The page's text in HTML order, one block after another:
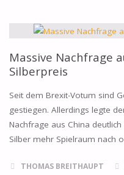
BAYERN
IN
GÖRLITZ
GOLD
Massive Nachfrage
Silberpreis
Seit dem Brexit-Votum sind
gestiegen. Allerdings legte
Nachfrage aus China
Silber mehr Spielraum nach
THOMAS BREITHAUPT